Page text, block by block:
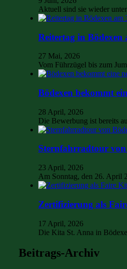
Aktuell sind sie wieder
Reitertag in Bödexen
27 Mai, 2026
Vom Führzügel bis zum
Bödexen bekommt
28 April, 2026
Die Bewerbung ist bereits
Sternfahrradtour
23 April, 2026
Am Sonntag, den 26. April
Zertifizierung als
17 April, 2026
Die Kita St. Anna in
Beitrags-Archiv